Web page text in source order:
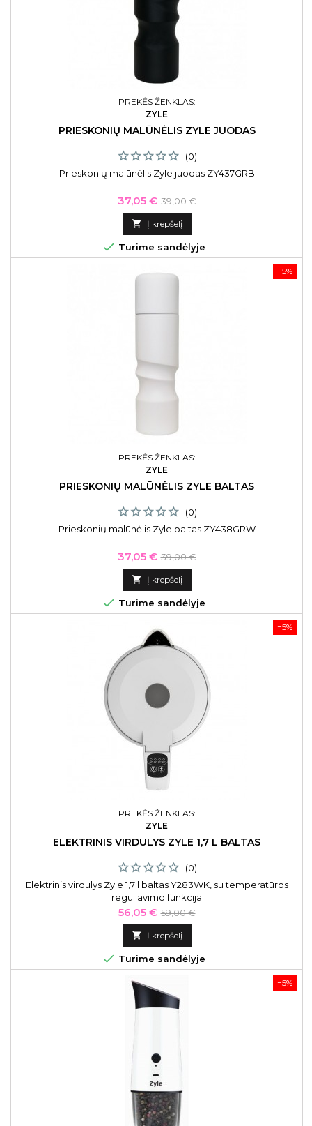
PREKĖS ŽENKLAS:
ZYLE
PRIESKONIŲ MALŪNĖLIS ZYLE JUODAS
(0)
Prieskonių malūnėlis Zyle juodas ZY437GRB
Kaina
37,05 € Bazinė
kaina
39,00 €
 Į krepšelį
 Turime sandėlyje
−5%
PREKĖS ŽENKLAS:
ZYLE
PRIESKONIŲ MALŪNĖLIS ZYLE BALTAS
(0)
Prieskonių malūnėlis Zyle baltas ZY438GRW
Kaina
37,05 € Bazinė
kaina
39,00 €
 Į krepšelį
 Turime sandėlyje
−5%
PREKĖS ŽENKLAS:
ZYLE
ELEKTRINIS VIRDULYS ZYLE 1,7 L BALTAS
(0)
Elektrinis virdulys Zyle 1,7 l baltas Y283WK, su temperatūros
reguliavimo funkcija
Kaina
56,05 € Bazinė
kaina
59,00 €
 Į krepšelį
 Turime sandėlyje
−5%